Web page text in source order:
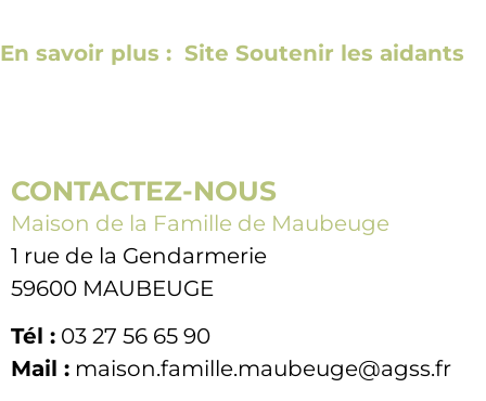
En savoir plus : Site Soutenir les aidants
CONTACTEZ-NOUS
Maison de la Famille de Maubeuge
1 rue de la Gendarmerie
59600 MAUBEUGE
Tél : 03 27 56 65 90
Mail : maison.famille.maubeuge@agss.fr